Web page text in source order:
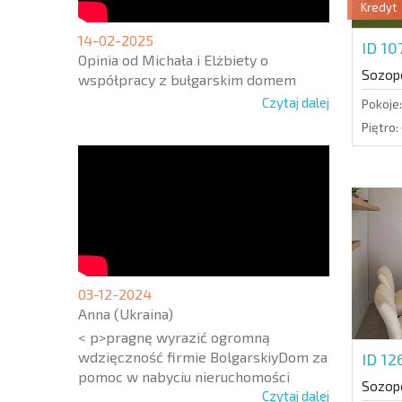
14-02-2025
Opinia od Michała i Elżbiety o
współpracy z bułgarskim domem
Czytaj dalej
03-12-2024
Anna (Ukraina)
< p>pragnę wyrazić ogromną
wdzięczność firmie BolgarskiyDom za
pomoc w nabyciu nieruchomości
Czytaj dalej
Kredyt
ID
Pokoje:
Piętro:
ID